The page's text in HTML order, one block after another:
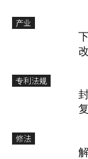
产业
专利法规
修法